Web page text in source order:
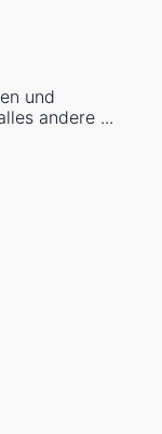
und
andere ...